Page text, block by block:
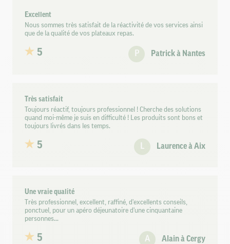
Excellent
Nous sommes très satisfait de la réactivité de vos services ainsi
que de la qualité de vos plateaux repas.
5 P Patrick à Nantes
Très satisfait
Toujours réactif, toujours professionnel ! Cherche des solutions
quand moi-même je suis en difficulté ! Les produits sont bons et
toujours livrés dans les temps.
5 L Laurence à Aix
Une vraie qualité
Très professionnel, excellent, raffiné, d'excellents conseils,
ponctuel, pour un apéro déjeunatoire d'une cinquantaine
personnes...
5 A Alain à Cergy